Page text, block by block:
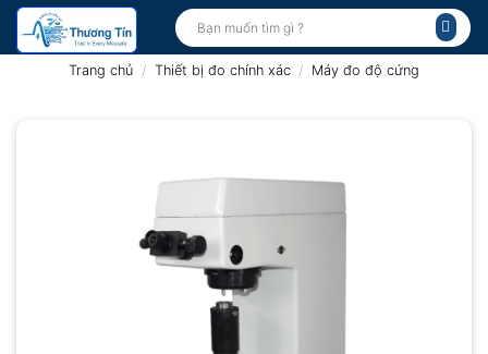
Bỏ
qua
Tìm
kiếm:
Trang chủ / Thiết bị đo chính xác / Máy đo độ cứng